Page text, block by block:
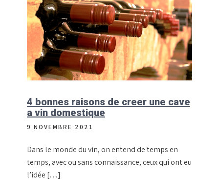
4 bonnes raisons de creer une cave
a vin domestique
9 NOVEMBRE 2021
Dans le monde du vin, on entend de temps en
temps, avec ou sans connaissance, ceux qui ont eu
l’idée […]